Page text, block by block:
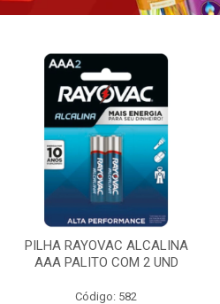
PILHA RAYOVAC ALCALINA
AAA PALITO COM 2 UND
Código: 582